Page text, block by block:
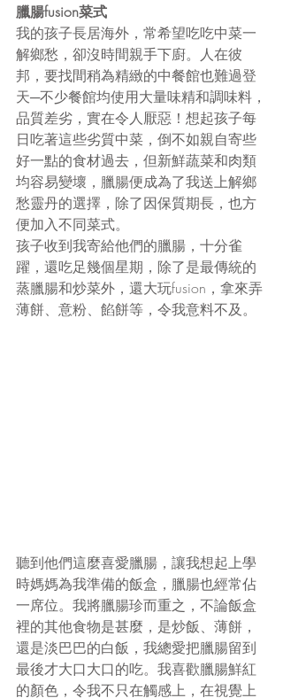
臘腸fusion菜式
我的孩子長居海外，常希望吃吃中菜一
解鄉愁，卻沒時間親手下廚。人在彼
邦，要找間稍為精緻的中餐館也難過登
天─不少餐館均使用大量味精和調味料，
品質差劣，實在令人厭惡！想起孩子每
日吃著這些劣質中菜，倒不如親自寄些
好一點的食材過去，但新鮮蔬菜和肉類
均容易變壞，臘腸便成為了我送上解鄉
愁靈丹的選擇，除了因保質期長，也方
便加入不同菜式。
孩子收到我寄給他們的臘腸，十分雀
躍，還吃足幾個星期，除了是最傳統的
蒸臘腸和炒菜外，還大玩fusion，拿來弄
薄餅、意粉、餡餅等，令我意料不及。
聽到他們這麼喜愛臘腸，讓我想起上學
時媽媽為我準備的飯盒，臘腸也經常佔
一席位。我將臘腸珍而重之，不論飯盒
裡的其他食物是甚麼，是炒飯、薄餅，
還是淡巴巴的白飯，我總愛把臘腸留到
最後才大口大口的吃。我喜歡臘腸鮮紅
的顏色，令我不只在觸感上，在視覺上